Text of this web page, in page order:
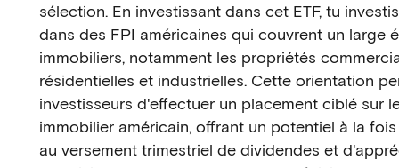
sélection. En investissant dans cet ETF, tu
dans des FPI américaines qui couvrent un large
immobiliers, notamment les propriétés
résidentielles et industrielles. Cette orientation
investisseurs d'effectuer un placement ciblé sur
immobilier américain, offrant un potentiel à la
au versement trimestriel de dividendes et